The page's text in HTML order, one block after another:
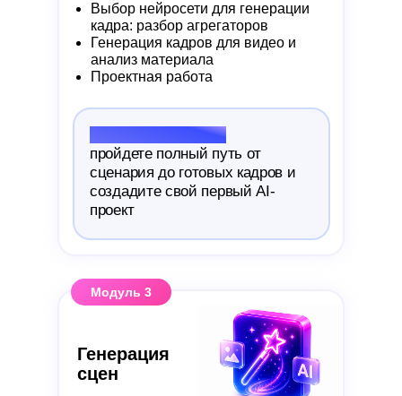
Выбор нейросети для генерации
кадра: разбор агрегаторов
Генерация кадров для видео и
анализ материала
Проектная работа
Результат модуля:
пройдете полный путь от
сценария до готовых кадров и
создадите свой первый AI-
проект
Модуль 3
Генерация
сцен